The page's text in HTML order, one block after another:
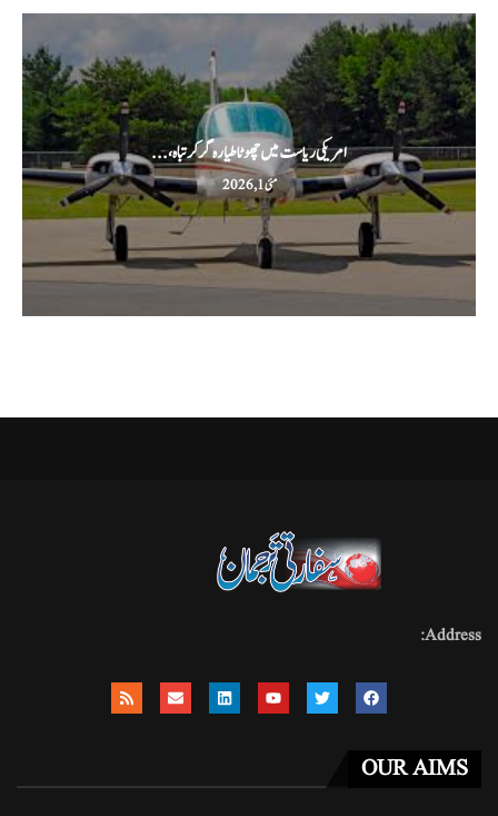
امریکی ریاست میں چھوٹا طیارہ گر کر تباہ،...
مئی 1, 2026
Address:
OUR AIMS